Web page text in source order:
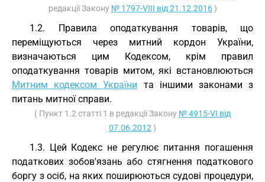
редакції Закону № 1797-VIII від 21.12.2016)
1.2. Правила оподаткування товарів, що
переміщуються через митний кордон України,
визначаються цим Кодексом, крім правил
оподаткування товарів митом, які встановлюються
Митним кодексом України та іншими законами з
питань митної справи.
( Пункт 1.2 статті 1 в редакції Закону № 4915-VI від
07.06.2012 )
1.3. Цей Кодекс не регулює питання погашення
податкових зобов'язань або стягнення податкового
боргу з осіб, на яких поширюються судові процедури,